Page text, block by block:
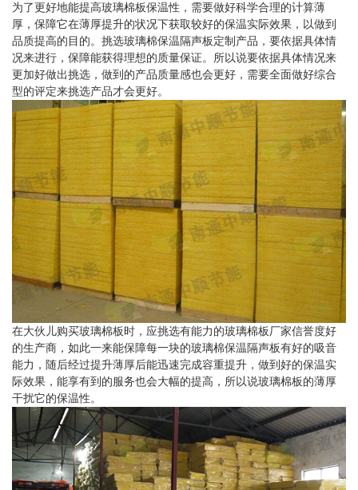
为了更好地能提高玻璃棉板保温性，需要做好科学合理的计算薄
厚，保障它在薄厚提升的状况下获取较好的保温实际效果，以做到
品质提高的目的。挑选玻璃棉保温隔声板定制产品，要依据具体情
况来进行，保障能获得理想的质量保证。所以说要依据具体情况来
更加好做出挑选，做到的产品质量感也会更好，需要全面做好综合
型的评定来挑选产品才会更好。
在大伙儿购买玻璃棉板时，应挑选有能力的玻璃棉板厂家信誉度好
的生产商，如此一来能保障每一块的玻璃棉保温隔声板有好的吸音
能力，随后经过提升薄厚后能迅速完成容重提升，做到好的保温实
际效果，能享有到的服务也会大幅的提高，所以说玻璃棉板的薄厚
干扰它的保温性。